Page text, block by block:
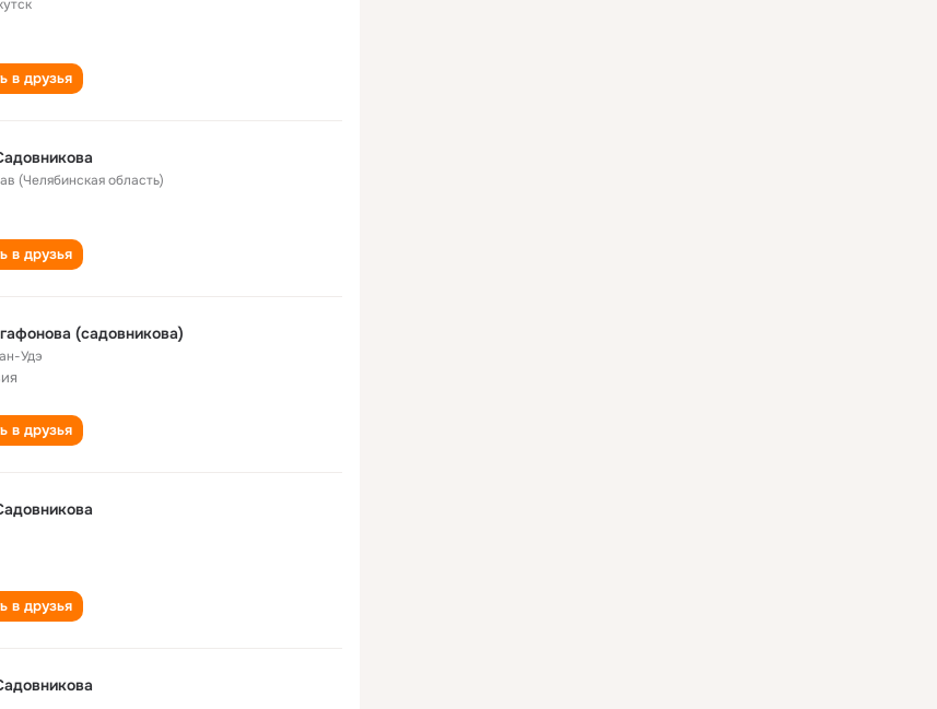
в друзья
(Челябинская область)
в друзья
(садовникова)
Удэ
в друзья
в друзья